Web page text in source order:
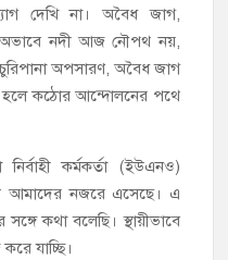
দেখি না। অবৈধ জাগ,
অভাবে নদী আজ নৌপথ নয়,
অপসারণ, অবৈধ জাগ
কঠোর আন্দোলনের পথে
কর্মকর্তা (ইউএনও)
আমাদের নজরে এসেছে। এ
কথা বলেছি। স্থায়ীভাবে
যাচ্ছি।